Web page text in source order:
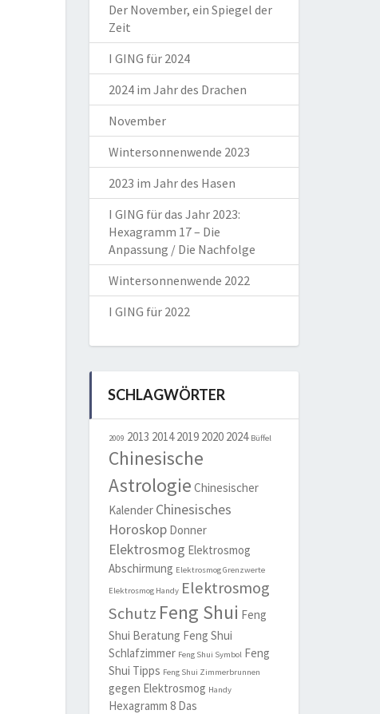
Der November, ein Spiegel der
Zeit
I GING für 2024
2024 im Jahr des Drachen
November
Wintersonnenwende 2023
2023 im Jahr des Hasen
I GING für das Jahr 2023:
Hexagramm 17 – Die
Anpassung / Die Nachfolge
Wintersonnenwende 2022
I GING für 2022
SCHLAGWÖRTER
2009 2013 2014 2019 2020 2024 Büffel
Chinesische
Astrologie Chinesischer
Kalender Chinesisches
Horoskop Donner
Elektrosmog Elektrosmog
Abschirmung Elektrosmog Grenzwerte
Elektrosmog Handy Elektrosmog
Schutz Feng Shui Feng
Shui Beratung Feng Shui
Schlafzimmer Feng Shui Symbol Feng
Shui Tipps Feng Shui Zimmerbrunnen
gegen Elektrosmog Handy
Hexagramm 8 Das